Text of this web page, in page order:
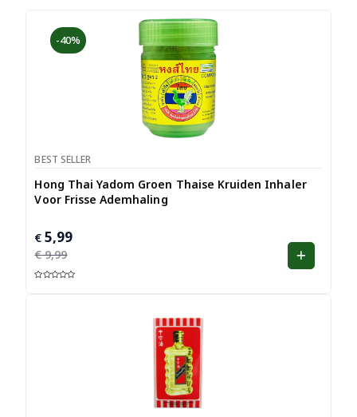
-40%
BEST SELLER
Hong Thai Yadom Groen Thaise Kruiden Inhaler
Voor Frisse Ademhaling
€9,99
Oorspronkelijke
prijs
was:
€ 5,99
Huidige
prijs
is: